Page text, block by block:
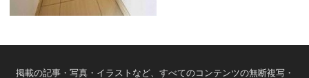
掲載の記事・写真・イラストなど、すべてのコンテンツの無断複写・